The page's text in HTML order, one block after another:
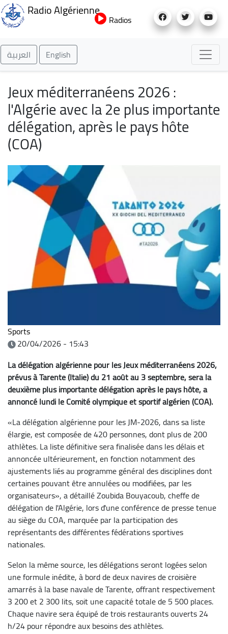
au
Radio Algérienne
Radios
العربية English
Jeux méditerranéens 2026 :
l'Algérie avec la 2e plus importante
délégation, après le pays hôte
(COA)
Sports
20/04/2026 - 15:43
La délégation algérienne pour les Jeux méditerranéens 2026,
prévus à Tarente (Italie) du 21 août au 3 septembre, sera la
deuxième plus importante délégation après le pays hôte, a
annoncé lundi le Comité olympique et sportif algérien (COA).
«La délégation algérienne pour les JM-2026, dans sa liste
élargie, est composée de 420 personnes, dont plus de 200
athlètes. La liste définitive sera finalisée dans les délais et
annoncée ultérieurement, en fonction notamment des
ajustements liés au programme général des disciplines dont
certaines pouvant être annulées ou modifiées, par les
organisateurs», a détaillé Zoubida Bouyacoub, cheffe de
délégation de l'Algérie, lors d'une conférence de presse tenue
au siège du COA, marquée par la participation des
représentants des différentes fédérations sportives
nationales.
Selon la même source, les délégations seront logées selon
une formule inédite, à bord de deux navires de croisière
amarrés à la base navale de Tarente, offrant respectivement
3 200 et 2 300 lits, soit une capacité totale de 5 500 places.
Chaque navire sera équipé de trois restaurants ouverts 24
h/24 pour répondre aux besoins des athlètes.